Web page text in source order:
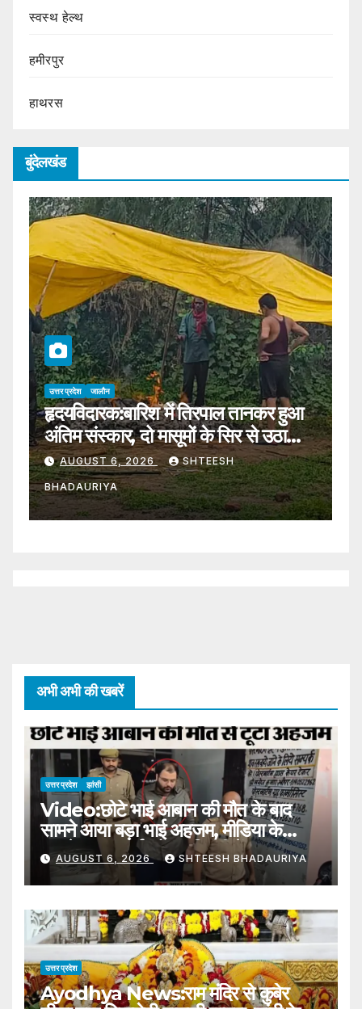
स्वस्थ हेल्थ
हमीरपुर
हाथरस
बुंदेलखंड
उत्तर प्रदेश जालौन
हृदयविदारक:बारिश में तिरपाल तानकर हुआ
अंतिम संस्कार, दो मासूमों के सिर से उठा
पिता का साया – Funeral Held
Under A Makeshift
Tarpaulin Amidst Rain; Two
Young Children Lose Their
AUGUST 6, 2026 SHTEESH
BHADAURIYA
अभी अभी की खबरें
उत्तर प्रदेश झांसी
Video:छोटे भाई आबान की मौत के बाद
सामने आया बड़ा भाई अहजम, मीडिया के
सामने छलका दर्द, बोला- मिट्टी में… –
Ahjam Ahmed Statement
Over Death Of Younger
Brother Aban Appeals To
Administration Allow Attend
Burial
AUGUST 6, 2026 SHTEESH BHADAURIYA
उत्तर प्रदेश
Ayodhya News:राम मंदिर से कुबेर